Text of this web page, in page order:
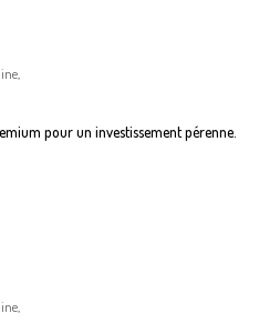
pour un investissement pérenne.